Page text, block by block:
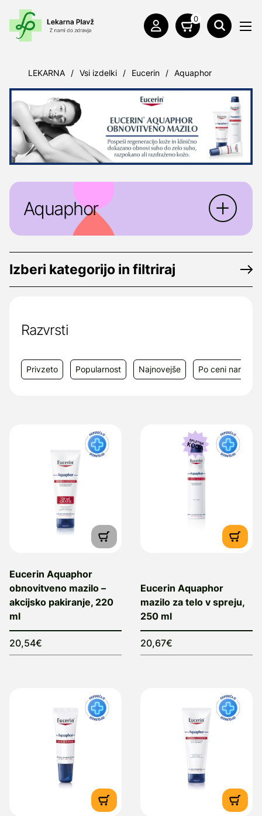
0
LEKARNA / Vsi izdelki / Eucerin / Aquaphor
Aquaphor
Izberi kategorijo in filtriraj
Razvrsti
Privzeto Popularnost Najnovejše Po ceni
Eucerin Aquaphor
obnovitveno mazilo –
akcijsko pakiranje, 220
ml
20,54€
Eucerin Aquaphor
mazilo za telo v spreju,
250 ml
20,67€